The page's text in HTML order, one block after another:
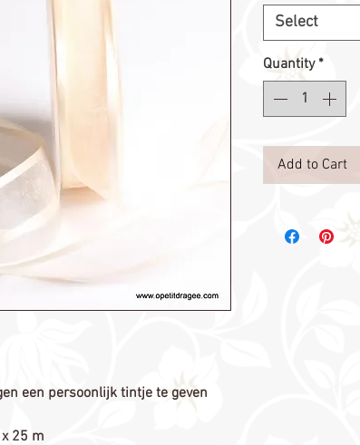
een persoonlijk tintje te geven
25 m
Select
Quantity *
Add to Cart